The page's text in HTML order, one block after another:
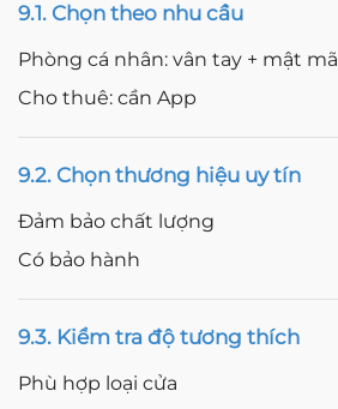
9.1. Chọn theo nhu cầu
Phòng cá nhân: vân tay + mật mã
Cho thuê: cần App
9.2. Chọn thương hiệu uy tín
Đảm bảo chất lượng
Có bảo hành
9.3. Kiểm tra độ tương thích
Phù hợp loại cửa